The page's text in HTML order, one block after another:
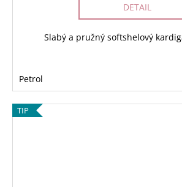
DETAIL
Slabý a pružný softshelový
Petrol
TIP